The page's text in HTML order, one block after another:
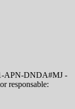
APN-DNDA#MJ -
responsable: